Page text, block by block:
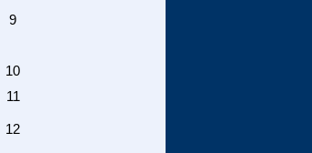
9
10
11
12